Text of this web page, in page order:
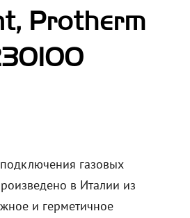
Protherm
газовых
в Италии из
и герметичное